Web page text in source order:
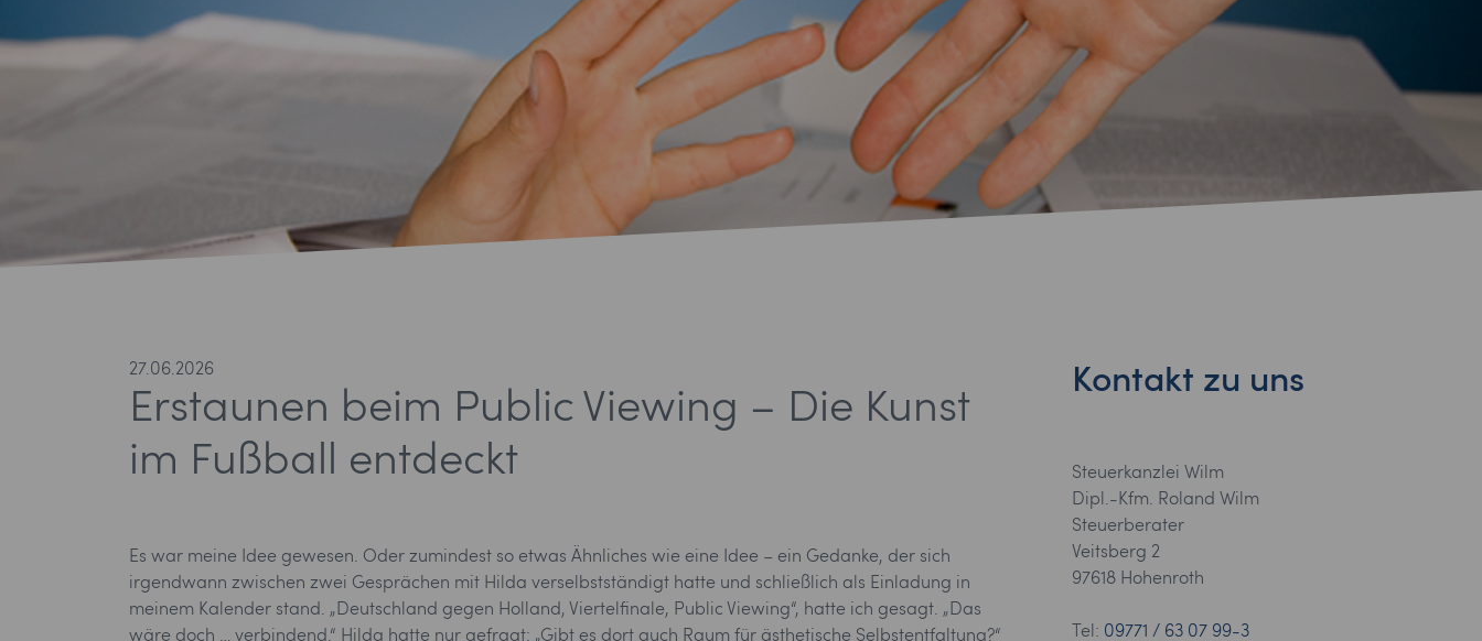
27.06.2026
Erstaunen beim Public Viewing – Die Kunst
im Fußball entdeckt
Es war meine Idee gewesen. Oder zumindest so etwas Ähnliches wie eine Idee – ein Gedanke, der sich
irgendwann zwischen zwei Gesprächen mit Hilda verselbstständigt hatte und schließlich als Einladung in
meinem Kalender stand. „Deutschland gegen Holland, Viertelfinale, Public Viewing“, hatte ich gesagt. „Das
wäre doch … verbindend.“ Hilda hatte nur gefragt: „Gibt es dort auch Raum für ästhetische Selbstentfaltung?“
Kontakt zu uns
Steuerkanzlei Wilm
Dipl.-Kfm. Roland Wilm
Steuerberater
Veitsberg 2
97618 Hohenroth
Tel: 09771 / 63 07 99-3